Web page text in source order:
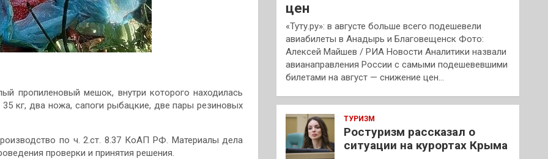
пропиленовый мешок, внутри которого находилась
кг, два ножа, сапоги рыбацкие, две пары резиновых
по ч. 2.ст. 8.37 КоАП РФ. Материалы дела
проверки и принятия решения.
цен
«Туту.ру»: в августе больше всего подешевели
авиабилеты в Анадырь и Благовещенск Фото:
Алексей Майшев / РИА Новости Аналитики назвали
авианаправления России с самыми подешевевшими
билетами на август — снижение цен…
ТУРИЗМ
Ростуризм рассказал о
ситуации на курортах Крыма